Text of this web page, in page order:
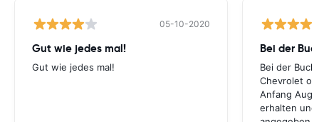
05-10-2020
Gut wie jedes mal!
Gut wie jedes mal!
Bei der
Bei der
Chevrolet
Anfang
erhalten